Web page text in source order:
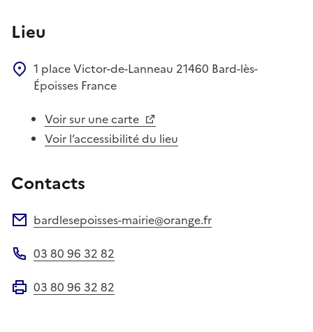
Lieu
1 place Victor-de-Lanneau 21460 Bard-lès-
Époisses France
Voir sur une carte
Voir l’accessibilité du lieu
Contacts
bardlesepoisses-mairie@orange.fr
03 80 96 32 82
03 80 96 32 82